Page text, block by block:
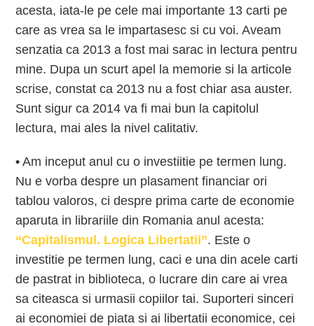
acesta, iata-le pe cele mai importante 13 carti pe
care as vrea sa le impartasesc si cu voi. Aveam
senzatia ca 2013 a fost mai sarac in lectura pentru
mine. Dupa un scurt apel la memorie si la articole
scrise, constat ca 2013 nu a fost chiar asa auster.
Sunt sigur ca 2014 va fi mai bun la capitolul
lectura, mai ales la nivel calitativ.
• Am inceput anul cu o investiitie pe termen lung.
Nu e vorba despre un plasament financiar ori
tablou valoros, ci despre prima carte de economie
aparuta in librariile din Romania anul acesta:
“Capitalismul. Logica Libertatii”. Este o
investitie pe termen lung, caci e una din acele carti
de pastrat in biblioteca, o lucrare din care ai vrea
sa citeasca si urmasii copiilor tai. Suporteri sinceri
ai economiei de piata si ai libertatii economice, cei